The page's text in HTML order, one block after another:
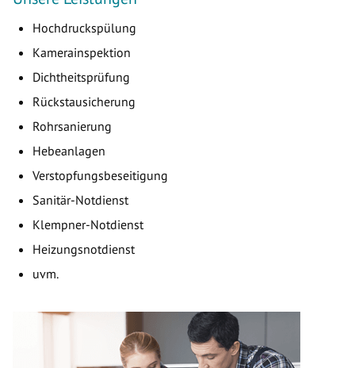
Hochdruckspülung
Kamerainspektion
Dichtheitsprüfung
Rückstausicherung
Rohrsanierung
Hebeanlagen
Verstopfungsbeseitigung
Sanitär-Notdienst
Klempner-Notdienst
Heizungsnotdienst
uvm.